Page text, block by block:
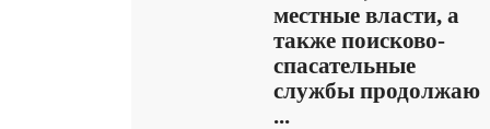
местные власти, а
также поисково-
спасательные
службы продолжаю
...